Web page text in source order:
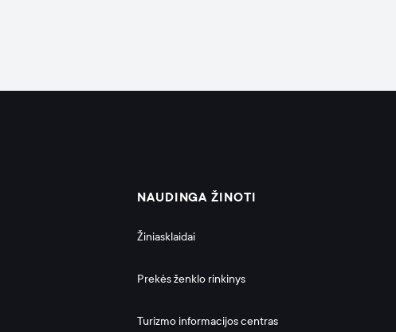
NAUDINGA ŽINOTI
Žiniasklaidai
Prekės ženklo rinkinys
Turizmo informacijos centras